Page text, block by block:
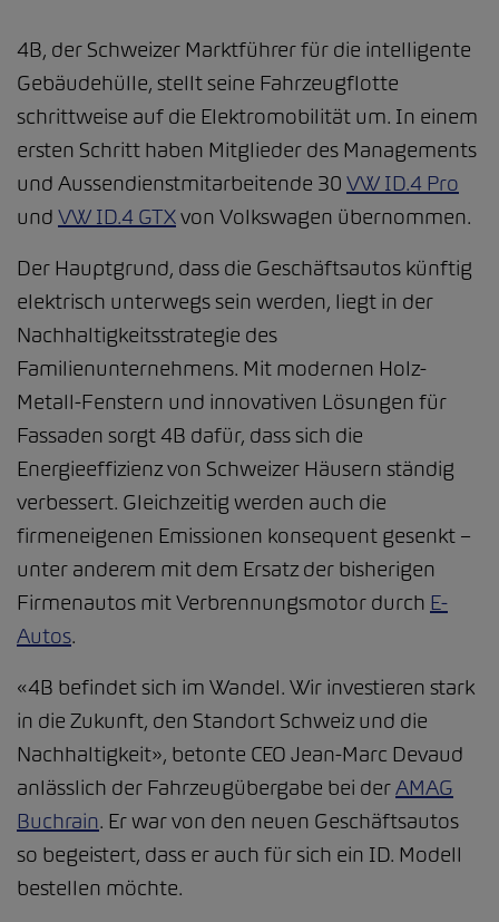
4B, der Schweizer Marktführer für die intelligente
Gebäudehülle, stellt seine Fahrzeugflotte
schrittweise auf die Elektromobilität um. In einem
ersten Schritt haben Mitglieder des Managements
und Aussendienstmitarbeitende 30 VW ID.4 Pro
und VW ID.4 GTXvon Volkswagen übernommen.
Der Hauptgrund, dass die Geschäftsautos künftig
elektrisch unterwegs sein werden, liegt in der
Nachhaltigkeitsstrategie des
Familienunternehmens. Mit modernen Holz-
Metall-Fenstern und innovativen Lösungen für
Fassaden sorgt 4B dafür, dass sich die
Energieeffizienz von Schweizer Häusern ständig
verbessert. Gleichzeitig werden auch die
firmeneigenen Emissionen konsequent gesenkt –
unter anderem mit dem Ersatz der bisherigen
Firmenautos mit Verbrennungsmotor durch E-
Autos.
«4B befindet sich im Wandel. Wir investieren stark
in die Zukunft, den Standort Schweiz und die
Nachhaltigkeit», betonte CEO Jean-Marc Devaud
anlässlich der Fahrzeugübergabe bei derAMAG
Buchrain. Er war von den neuen Geschäftsautos
so begeistert, dass er auch für sich ein ID. Modell
bestellen möchte.